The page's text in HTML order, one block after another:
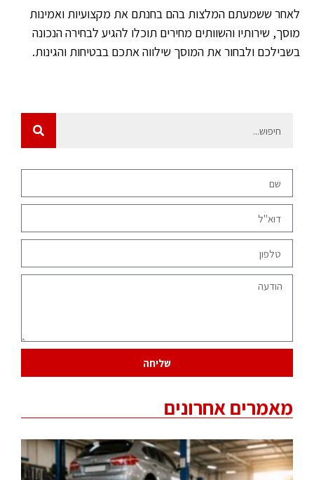
לאחר ששמעתם המלצות בהם בחנתם את מקצועיות ואמינות
מוסך, שירותיו והשוותים מחירים תוכלו להגיע לבחירה הנכונה
בשבילכם ולבחור את המוסך שילווה אתכם בבטיחות והגינות.
שליחה
מאמרים אחרונים